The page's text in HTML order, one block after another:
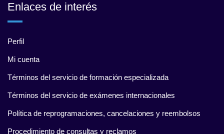
Enlaces de interés
Perfil
Mi cuenta
Términos del servicio de formación especializada
Términos del servicio de exámenes internacionales
Política de reprogramaciones, cancelaciones y reembolsos
Procedimiento de consultas y reclamos